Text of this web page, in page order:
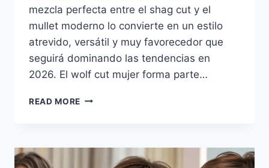
mezcla perfecta entre el shag cut y el
mullet moderno lo convierte en un estilo
atrevido, versátil y muy favorecedor que
seguirá dominando las tendencias en
2026. El wolf cut mujer forma parte…
READ MORE WOLF
CORTE